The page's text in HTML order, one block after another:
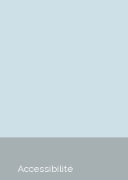
Accessibilité